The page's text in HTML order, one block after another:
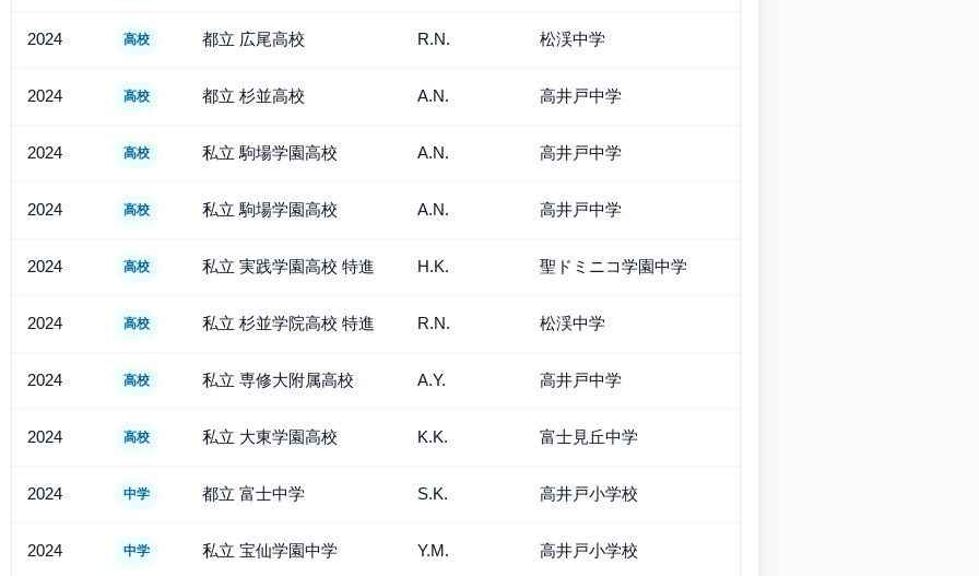
2024 高校 都立 広尾高校 R.N. 松渓中学
2024 高校 都立 杉並高校 A.N. 高井戸中学
2024 高校 私立 駒場学園高校 A.N. 高井戸中学
2024 高校 私立 駒場学園高校 A.N. 高井戸中学
2024 高校 私立 実践学園高校 特進 H.K. 聖ドミニコ学園中学
2024 高校 私立 杉並学院高校 特進 R.N. 松渓中学
2024 高校 私立 専修大附属高校 A.Y. 高井戸中学
2024 高校 私立 大東学園高校 K.K. 富士見丘中学
2024 中学 都立 富士中学 S.K. 高井戸小学校
2024 中学 私立 宝仙学園中学 Y.M. 高井戸小学校